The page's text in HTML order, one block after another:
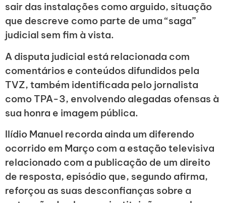
sair das instalações como arguido, situação
que descreve como parte de uma “saga”
judicial sem fim à vista.
A disputa judicial está relacionada com
comentários e conteúdos difundidos pela
TVZ, também identificada pelo jornalista
como TPA-3, envolvendo alegadas ofensas à
sua honra e imagem pública.
Ilídio Manuel recorda ainda um diferendo
ocorrido em Março com a estação televisiva
relacionado com a publicação de um direito
de resposta, episódio que, segundo afirma,
reforçou as suas desconfianças sobre a